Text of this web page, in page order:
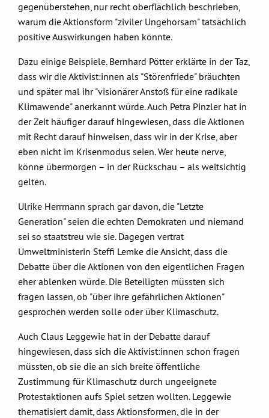
gegenüberstehen, nur recht oberflächlich beschrieben,
warum die Aktionsform "ziviler Ungehorsam" tatsächlich
positive Auswirkungen haben könnte.
Dazu einige Beispiele. Bernhard Pötter erklärte in der Taz,
dass wir die Aktivist:innen als "Störenfriede" bräuchten
und später mal ihr "visionärer Anstoß für eine radikale
Klimawende" anerkannt würde. Auch Petra Pinzler hat in
der Zeit häufiger darauf hingewiesen, dass die Aktionen
mit Recht darauf hinweisen, dass wir in der Krise, aber
eben nicht im Krisenmodus seien. Wer heute nerve,
könne übermorgen – in der Rückschau – als weitsichtig
gelten.
Ulrike Herrmann sprach gar davon, die "Letzte
Generation" seien die echten Demokraten und niemand
sei so staatstreu wie sie. Dagegen vertrat
Umweltministerin Steffi Lemke die Ansicht, dass die
Debatte über die Aktionen von den eigentlichen Fragen
eher ablenken würde. Die Beteiligten müssten sich
fragen lassen, ob "über ihre gefährlichen Aktionen"
gesprochen werden solle oder über Klimaschutz.
Auch Claus Leggewie hat in der Debatte darauf
hingewiesen, dass sich die Aktivist:innen schon fragen
müssten, ob sie die an sich breite öffentliche
Zustimmung für Klimaschutz durch ungeeignete
Protestaktionen aufs Spiel setzen wollten. Leggewie
thematisiert damit, dass Aktionsformen, die in der